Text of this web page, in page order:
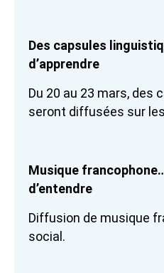
Des capsules
d’apprendre
Du 20 au 23 mars, des
seront diffusées sur
Musique
d’entendre
Diffusion de musique
social.